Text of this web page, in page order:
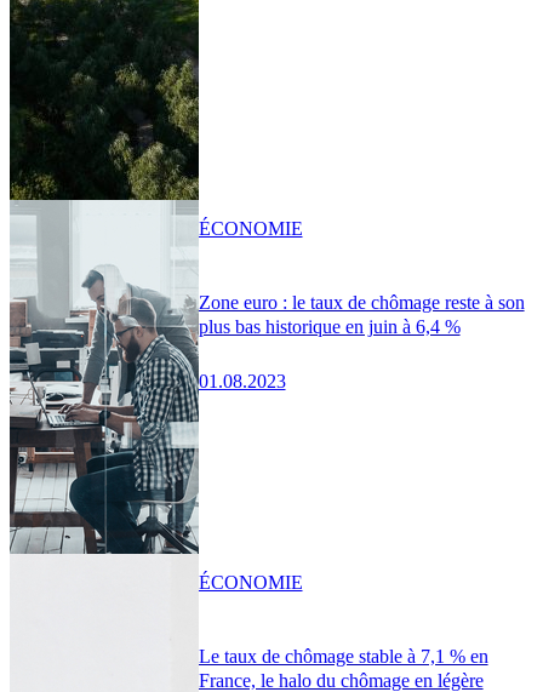
Zone euro : le taux de chômage reste à son
plus bas historique en juin à 6,4 %
01.08.2023
ÉCONOMIE
Le taux de chômage stable à 7,1 % en
France, le halo du chômage en légère
ÉCONOMIE